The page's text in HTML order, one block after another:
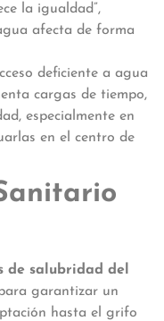
la igualdad”,
afecta de forma
deficiente a agua
cargas de tiempo,
especialmente en
en el centro de
de salubridad del
garantizar un
hasta el grifo